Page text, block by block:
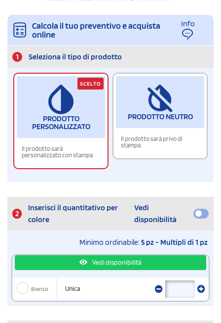
Calcola il tuo preventivo e acquista
online
Info
1 Seleziona il tipo di prodotto
PRODOTTO
PERSONALIZZATO
Il prodotto sarà
personalizzato con stampa
SCELTO
PRODOTTO NEUTRO
Il prodotto sarà privo di
stampa.
2
Inserisci il quantitativo per
colore
Vedi
disponibilità
Minimo ordinabile:5 pz - Multipli di 1 pz
Vedi disponibilità
Bianco Unica